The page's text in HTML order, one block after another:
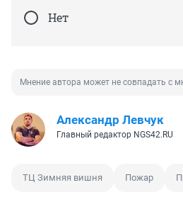
Нет
Мнение автора может не совпадать с
Александр Левчук
Главный редактор NGS42.RU
ТЦ Зимняя вишня Пожар